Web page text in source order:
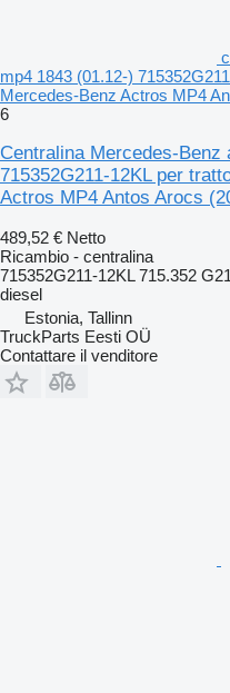
mp4 1843 (01.12-)
Mercedes-Benz Actros MP4
6
Centralina Mercedes-Benz
715352G211-12KL per
Actros MP4 Antos Arocs
489,52 € Netto
Ricambio - centralina
715352G211-12KL 715.352
diesel
Estonia, Tallinn
TruckParts Eesti OÜ
Contattare il venditore